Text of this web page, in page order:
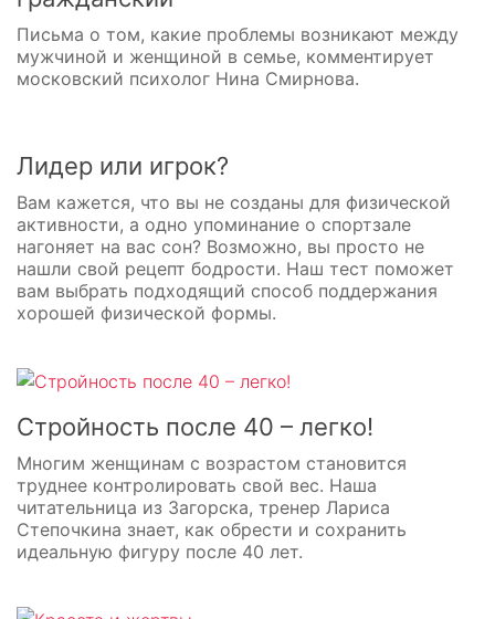
Письма о том, какие проблемы возникают между
мужчиной и женщиной в семье, комментирует
московский психолог Нина Смирнова.
Лидер или игрок?
Вам кажется, что вы не созданы для физической
активности, а одно упоминание о спортзале
нагоняет на вас сон? Возможно, вы просто не
нашли свой рецепт бодрости. Наш тест поможет
вам выбрать подходящий способ поддержания
хорошей физической формы.
Стройность после 40 – легко!
Многим женщинам с возрастом становится
труднее контролировать свой вес. Наша
читательница из Загорска, тренер Лариса
Степочкина знает, как обрести и сохранить
идеальную фигуру после 40 лет.